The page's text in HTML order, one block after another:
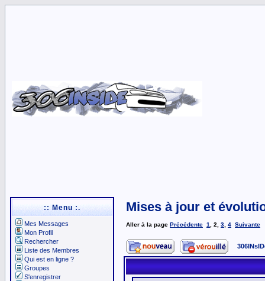
:: Menu :.
Mes Messages
Mon Profil
Rechercher
Liste des Membres
Qui est en ligne ?
Groupes
S'enregistrer
Mises à jour et
Aller à la page Précédente 1 2 3 4 Suivante